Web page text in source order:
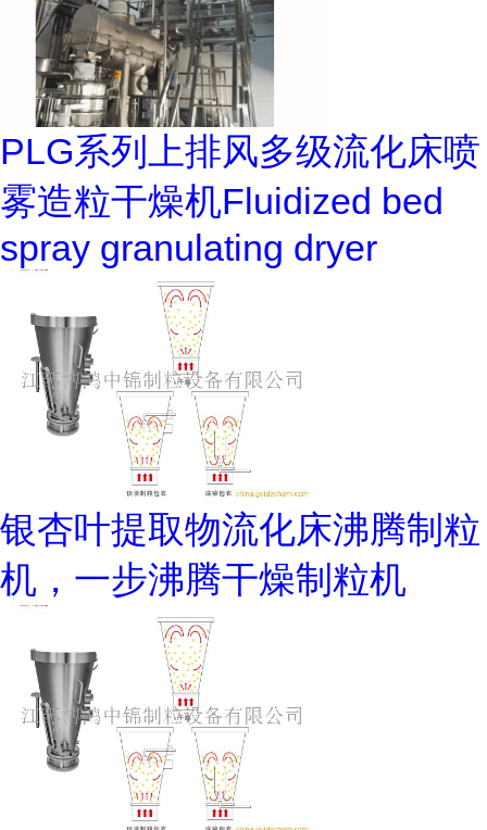
PLG系列上排风多级流化床喷
雾造粒干燥机Fluidized bed
spray granulating dryer
银杏叶提取物流化床沸腾制粒
机，一步沸腾干燥制粒机